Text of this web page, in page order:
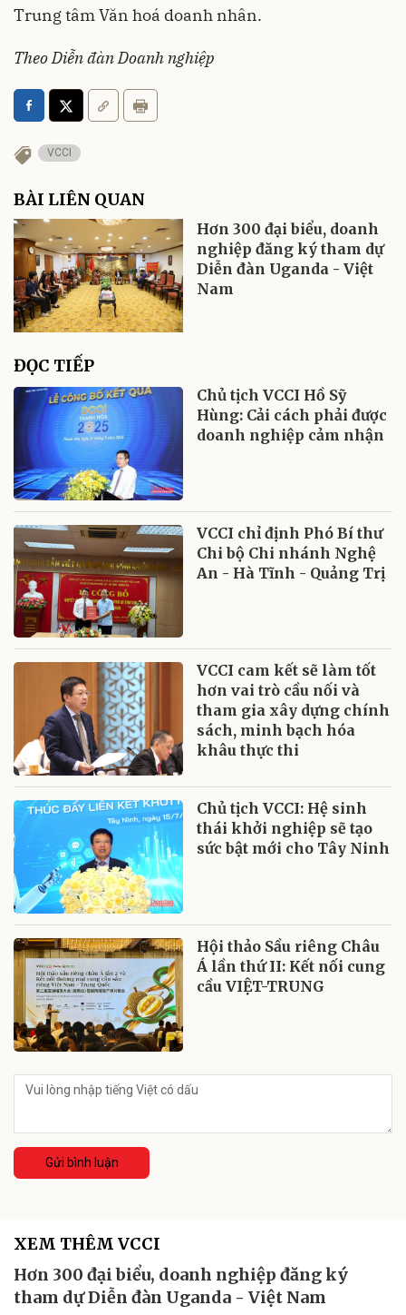
Trung tâm Văn hoá doanh nhân.
Theo Diễn đàn Doanh nghiệp
VCCI
BÀI LIÊN QUAN
Hơn 300 đại biểu, doanh
nghiệp đăng ký tham dự
Diễn đàn Uganda - Việt
Nam
ĐỌC TIẾP
Chủ tịch VCCI Hồ Sỹ
Hùng: Cải cách phải được
doanh nghiệp cảm nhận
VCCI chỉ định Phó Bí thư
Chi bộ Chi nhánh Nghệ
An - Hà Tĩnh - Quảng Trị
VCCI cam kết sẽ làm tốt
hơn vai trò cầu nối và
tham gia xây dựng chính
sách, minh bạch hóa
khâu thực thi
Chủ tịch VCCI: Hệ sinh
thái khởi nghiệp sẽ tạo
sức bật mới cho Tây Ninh
Hội thảo Sầu riêng Châu
Á lần thứ II: Kết nối cung
cầu VIỆT-TRUNG
Gửi bình luận
XEM THÊM VCCI
Hơn 300 đại biểu, doanh nghiệp đăng ký
tham dự Diễn đàn Uganda - Việt Nam